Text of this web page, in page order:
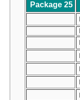
Package 25